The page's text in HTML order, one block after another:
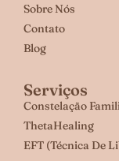
Sobre Nós
Contato
Blog
Serviços
Constelação
ThetaHealing
EFT (Técnica De